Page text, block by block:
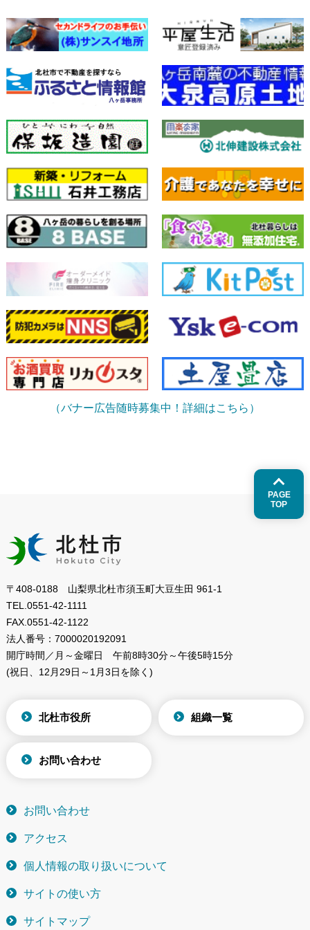
（バナー広告随時募集中！詳細はこちら）
PAGE
TOP
〒408-0188 山梨県北杜市須玉町大豆生田 961-1
TEL. 0551-42-1111
FAX. 0551-42-1122
法人番号： 7000020192091
開庁時間／月～金曜日
午前8時30分～午後5時15分
(祝日、12月29日～1月3日を除く)
北杜市役所 組織一覧
お問い合わせ
お問い合わせ
アクセス
個人情報の取り扱いについて
サイトの使い方
サイトマップ